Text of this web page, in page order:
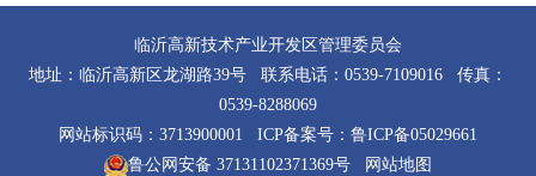
临沂高新技术产业开发区管理委员会
地址：临沂高新区龙湖路39号 联系电话：0539-7109016 传真：
0539-8288069
网站标识码：3713900001 ICP备案号： 鲁ICP备05029661
鲁公网安备 37131102371369号
网站地图